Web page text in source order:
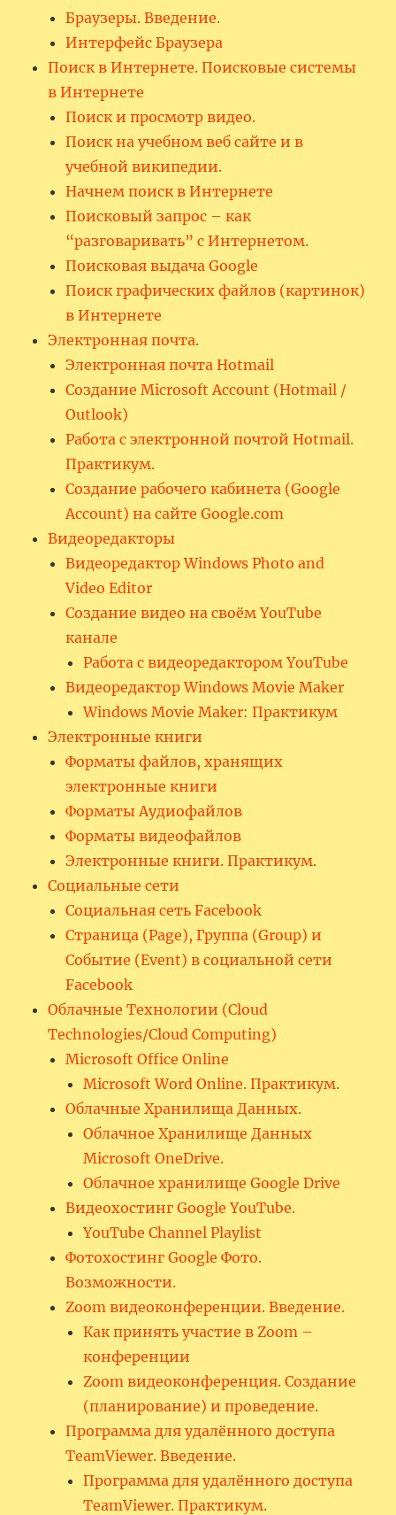
Браузеры. Введение.
Интерфейс Браузера
Поиск в Интернете. Поисковые системы
в Интернете
Поиск и просмотр видео.
Поиск на учебном веб сайте и в
учебной википедии.
Начнем поиск в Интернете
Поисковый запрос – как
“разговаривать” с Интернетом.
Поисковая выдача Google
Поиск графических файлов (картинок)
в Интернете
Электронная почта.
Электронная почта Hotmail
Создание Microsoft Account (Hotmail /
Outlook)
Работа с электронной почтой Hotmail.
Практикум.
Создание рабочего кабинета (Google
Account) на сайте Google.com
Видеоредакторы
Видеоредактор Windows Photo and
Video Editor
Создание видео на своём YouTube
канале
Работа с видеоредактором YouTube
Видеоредактор Windows Movie Maker
Windows Movie Maker: Практикум
Электронные книги
Форматы файлов, хранящих
электронные книги
Форматы Аудиофайлов
Форматы видеофайлов
Электронные книги. Практикум.
Социальные сети
Социальная сеть Facebook
Страница (Page), Группа (Group) и
Событие (Event) в социальной сети
Facebook
Облачные Технологии (Cloud
Technologies/Cloud Computing)
Microsoft Office Online
Microsoft Word Online. Практикум.
Облачные Хранилища Данных.
Облачное Хранилище Данных
Microsoft OneDrive.
Облачное хранилище Google Drive
Видеохостинг Google YouTube.
YouTube Channel Playlist
Фотохостинг Google Фото.
Возможности.
Zoom видеоконференции. Введение.
Как принять участие в Zoom –
конференции
Zoom видеоконференция. Создание
(планирование) и проведение.
Программа для удалённого доступа
TeamViewer. Введение.
Программа для удалённого доступа
TeamViewer. Практикум.